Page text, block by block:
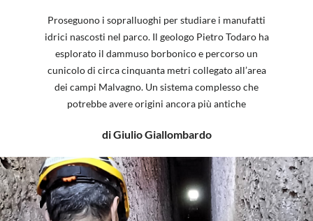
Proseguono i sopralluoghi per studiare i manufatti
idrici nascosti nel parco. Il geologo Pietro Todaro ha
esplorato il dammuso borbonico e percorso un
cunicolo di circa cinquanta metri collegato all’area
dei campi Malvagno. Un sistema complesso che
potrebbe avere origini ancora più antiche
di Giulio Giallombardo